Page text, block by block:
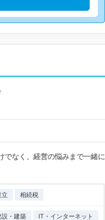
なく、経営の悩みまで一緒に
相続税
設・建築 IT・インターネット